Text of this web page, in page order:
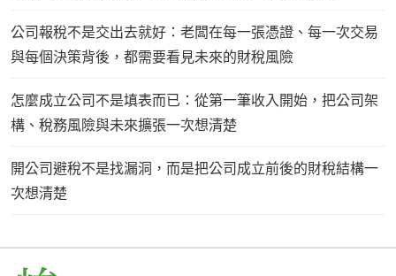
公司報稅不是交出去就好：老闆在每一張憑證、每一次交易
與每個決策背後，都需要看見未來的財稅風險
怎麼成立公司不是填表而已：從第一筆收入開始，把公司架
構、稅務風險與未來擴張一次想清楚
開公司避稅不是找漏洞，而是把公司成立前後的財稅結構一
次想清楚